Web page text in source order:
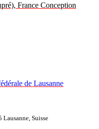
France Conception
Suisse